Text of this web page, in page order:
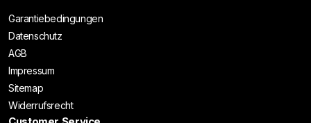
Garantiebedingungen
Datenschutz
AGB
Impressum
Sitemap
Widerrufsrecht